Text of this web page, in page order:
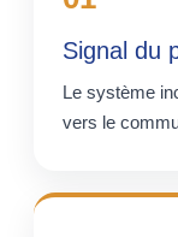
Signal du
Le système
vers le